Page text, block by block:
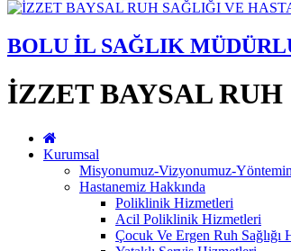
BOLU İL SAĞLIK
İZZET BAYSAL
Kurumsal
Misyonumuz-Vizyonumuz-
Hastanemiz Hakkında
Poliklinik Hizmetleri
Acil Poliklinik Hizmetleri
Çocuk Ve Ergen Ruh Sağlığı